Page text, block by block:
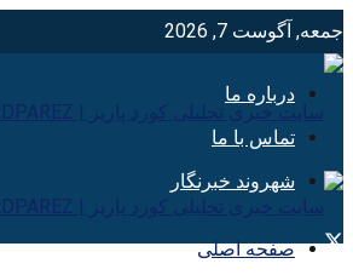
جمعه, آگوست 7, 2026
درباره ما
تماس با ما
شهروند خبرنگار
صفحه اصلی